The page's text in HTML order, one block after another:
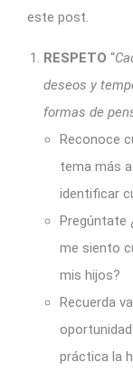
este post.
RESPETO “
deseos y
formas de
Reconoce
tema más
identificar
Pregúntate
me siento
mis hijos?
Recuerda
práctica la